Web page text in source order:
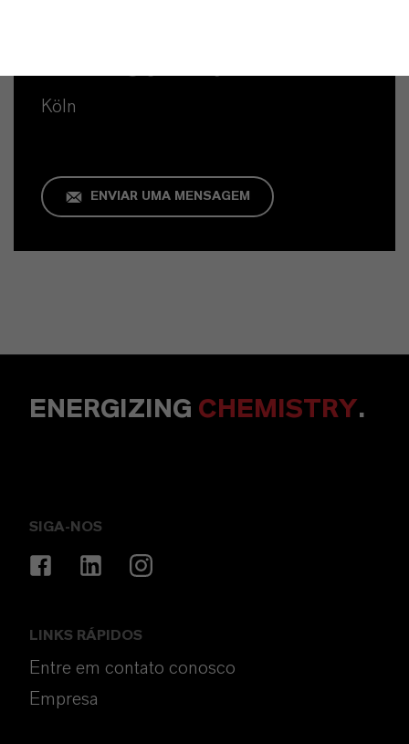
Köln
ENVIAR UMA MENSAGEM
ENERGIZING CHEMISTRY.
SIGA-NOS
LINKS RÁPIDOS
Entre em contato conosco
Empresa